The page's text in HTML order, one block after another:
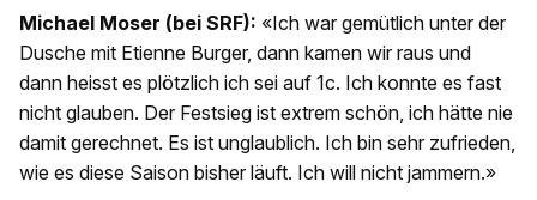
Michael Moser (bei SRF): «Ich war gemütlich unter der
Dusche mit Etienne Burger, dann kamen wir raus und
dann heisst es plötzlich ich sei auf 1c. Ich konnte es fast
nicht glauben. Der Festsieg ist extrem schön, ich hätte nie
damit gerechnet. Es ist unglaublich. Ich bin sehr zufrieden,
wie es diese Saison bisher läuft. Ich will nicht jammern.»